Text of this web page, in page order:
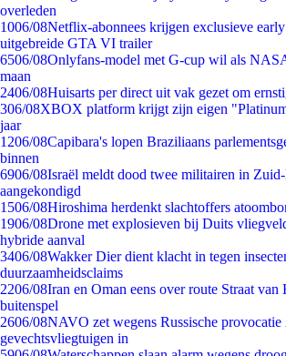
overleden
1006/08Netflix-abonnees krijgen exclusieve early
uitgebreide GTA VI trailer
6506/08Onlyfans-model met G-cup wil als
maan
2406/08Huisarts per direct uit vak gezet om
306/08XBOX platform krijgt zijn eigen
jaar
1206/08Capibara's lopen Braziliaans
binnen
6906/08Israël meldt dood twee militairen in
aangekondigd
1506/08Hiroshima herdenkt slachtoffers
1906/08Drone met explosieven bij Duits
hybride aanval
3406/08Wakker Dier dient klacht in tegen
duurzaamheidsclaims
2206/08Iran en Oman eens over route Straat
buitenspel
2606/08NAVO zet wegens Russische provocatie
gevechtsvliegtuigen in